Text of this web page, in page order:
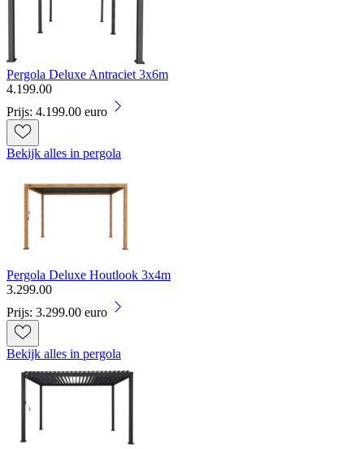
Pergola Deluxe Antraciet 3x6m
4.199.00
Prijs: 4.199.00 euro
Bekijk alles in pergola
Pergola Deluxe Houtlook 3x4m
3.299.00
Prijs: 3.299.00 euro
Bekijk alles in pergola